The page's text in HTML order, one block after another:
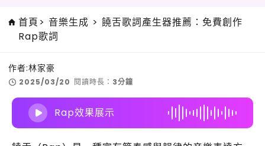
首頁> 音樂生成 > 饒舌歌詞產生器推薦：免費創作
Rap歌詞
作者:林家豪
2025/03/20 閱讀時長： 3分鐘
Rap效果展示